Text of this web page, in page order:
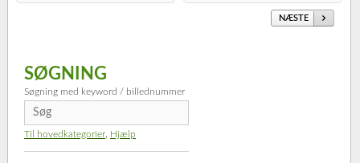
NÆSTE
SØGNING
Søgning med keyword / billednummer
Til hovedkategorier Hjælp